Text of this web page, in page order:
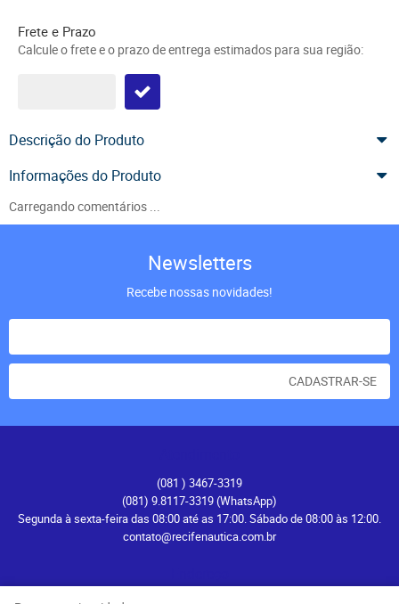
Frete e Prazo
Calcule o frete e o prazo de entrega estimados para sua região:
Descrição do Produto
Informações do Produto
Carregando comentários ...
Newsletters
Recebe nossas novidades!
CADASTRAR-SE
(081 ) 3467-3319
(081) 9.8117-3319(WhatsApp)
Segunda à sexta-feira das 08:00 até as 17:00. Sábado de 08:00 às 12:00.
contato@recifenautica.com.br
Avenida Herculano Bandeira, 476